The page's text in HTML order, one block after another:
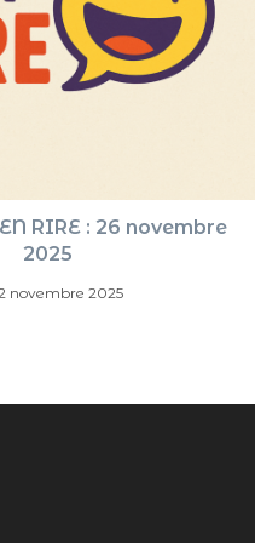
RIRE : 26 novembre
2025
novembre 2025